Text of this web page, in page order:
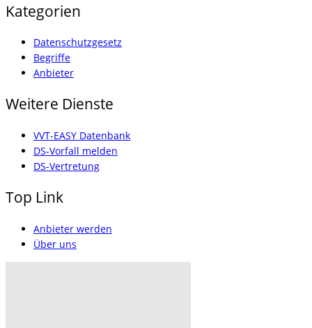
Kategorien
Datenschutzgesetz
Begriffe
Anbieter
Weitere Dienste
VVT-EASY Datenbank
DS-Vorfall melden
DS-Vertretung
Top Link
Anbieter werden
Über uns